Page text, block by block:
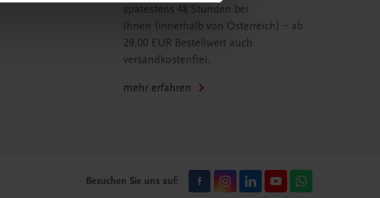
spätestens 48 Stunden bei
Ihnen (innerhalb von Österreich) – ab
29,00 EUR Bestellwert auch
versandkostenfrei.
mehr erfahren
Besuchen Sie uns auf: